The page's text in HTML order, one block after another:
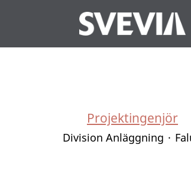
Projektingenjör
Division Anläggning ·